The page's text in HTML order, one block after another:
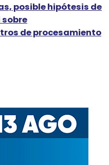
posible hipótesis de
de procesamiento